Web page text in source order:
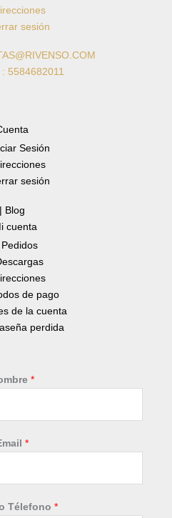
sesión
5584682011
Sesión
sesión
| Blog
cuenta
Pedidos
de pago
de la cuenta
perdida
*
*
Télefono *